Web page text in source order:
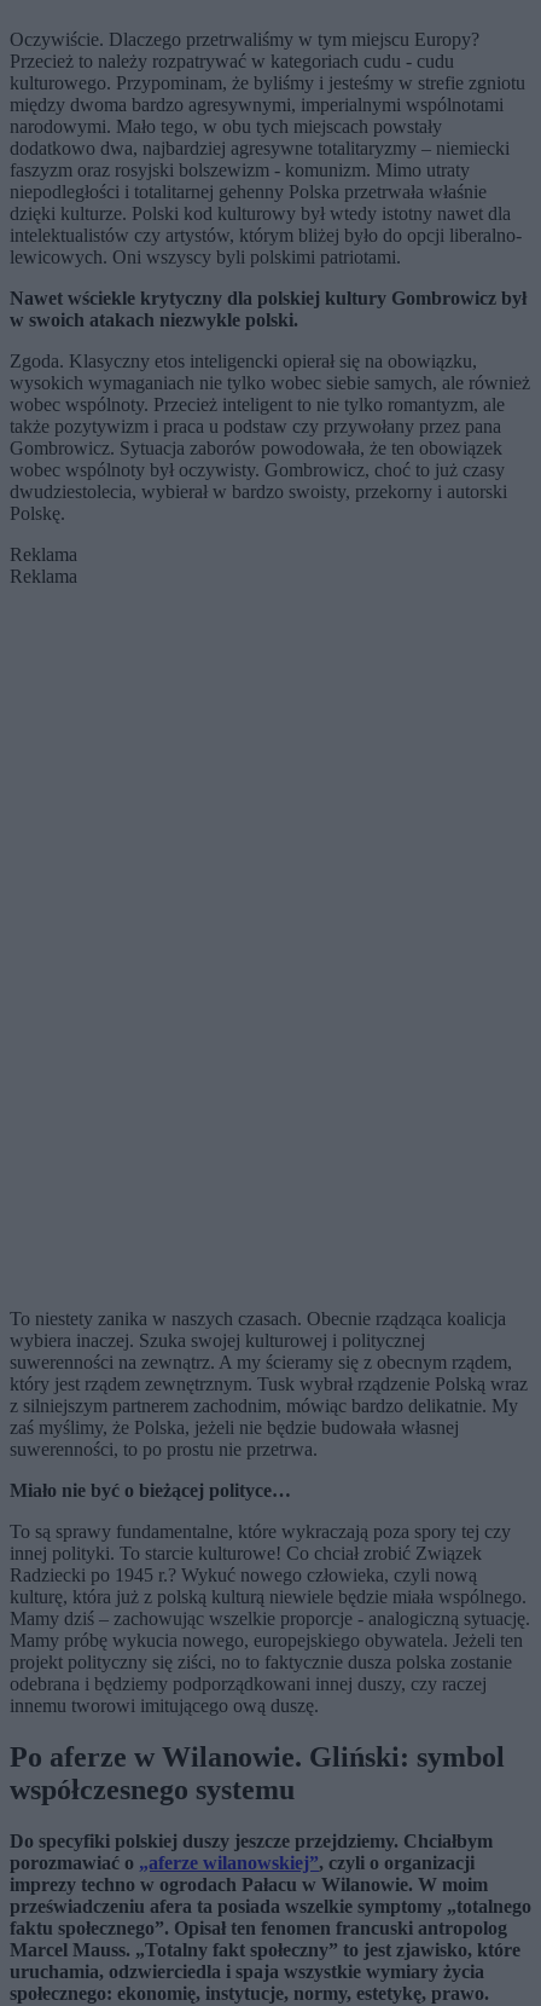
Oczywiście. Dlaczego przetrwaliśmy w tym miejscu Europy?
Przecież to należy rozpatrywać w kategoriach cudu - cudu
kulturowego. Przypominam, że byliśmy i jesteśmy w strefie zgniotu
między dwoma bardzo agresywnymi, imperialnymi wspólnotami
narodowymi. Mało tego, w obu tych miejscach powstały
dodatkowo dwa, najbardziej agresywne totalitaryzmy – niemiecki
faszyzm oraz rosyjski bolszewizm - komunizm. Mimo utraty
niepodległości i totalitarnej gehenny Polska przetrwała właśnie
dzięki kulturze. Polski kod kulturowy był wtedy istotny nawet dla
intelektualistów czy artystów, którym bliżej było do opcji liberalno-
lewicowych. Oni wszyscy byli polskimi patriotami.
Nawet wściekle krytyczny dla polskiej kultury Gombrowicz był
w swoich atakach niezwykle polski.
Zgoda. Klasyczny etos inteligencki opierał się na obowiązku,
wysokich wymaganiach nie tylko wobec siebie samych, ale również
wobec wspólnoty. Przecież inteligent to nie tylko romantyzm, ale
także pozytywizm i praca u podstaw czy przywołany przez pana
Gombrowicz. Sytuacja zaborów powodowała, że ten obowiązek
wobec wspólnoty był oczywisty. Gombrowicz, choć to już czasy
dwudziestolecia, wybierał w bardzo swoisty, przekorny i autorski
Polskę.
Reklama
Reklama
To niestety zanika w naszych czasach. Obecnie rządząca koalicja
wybiera inaczej. Szuka swojej kulturowej i politycznej
suwerenności na zewnątrz. A my ścieramy się z obecnym rządem,
który jest rządem zewnętrznym. Tusk wybrał rządzenie Polską wraz
z silniejszym partnerem zachodnim, mówiąc bardzo delikatnie. My
zaś myślimy, że Polska, jeżeli nie będzie budowała własnej
suwerenności, to po prostu nie przetrwa.
Miało nie być o bieżącej polityce…
To są sprawy fundamentalne, które wykraczają poza spory tej czy
innej polityki. To starcie kulturowe! Co chciał zrobić Związek
Radziecki po 1945 r.? Wykuć nowego człowieka, czyli nową
kulturę, która już z polską kulturą niewiele będzie miała wspólnego.
Mamy dziś – zachowując wszelkie proporcje - analogiczną sytuację.
Mamy próbę wykucia nowego, europejskiego obywatela. Jeżeli ten
projekt polityczny się ziści, no to faktycznie dusza polska zostanie
odebrana i będziemy podporządkowani innej duszy, czy raczej
innemu tworowi imitującego ową duszę.
Po aferze w Wilanowie. Gliński: symbol
współczesnego systemu
Do specyfiki polskiej duszy jeszcze przejdziemy. Chciałbym
porozmawiać o „aferze wilanowskiej”, czyli o organizacji
imprezy techno w ogrodach Pałacu w Wilanowie. W moim
przeświadczeniu afera ta posiada wszelkie symptomy „totalnego
faktu społecznego”. Opisał ten fenomen francuski antropolog
Marcel Mauss. „Totalny fakt społeczny” to jest zjawisko, które
uruchamia, odzwierciedla i spaja wszystkie wymiary życia
społecznego: ekonomię, instytucje, normy, estetykę, prawo.